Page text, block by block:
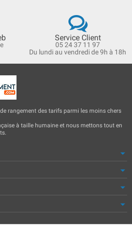
Service Client
05 24 37 11 97
Du lundi au vendredi de 9h à 18h
rangement des tarifs parmi les moins chers
à taille humaine et nous mettons tout en